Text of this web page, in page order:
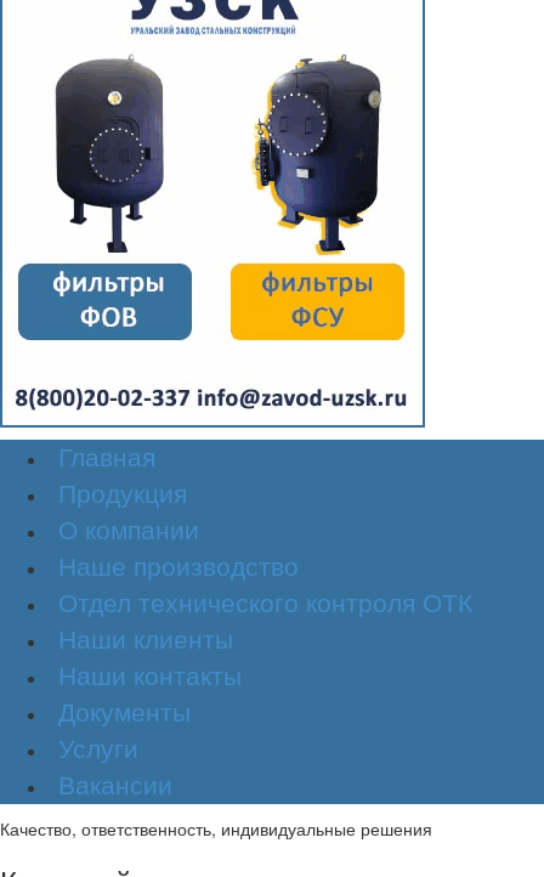
Главная
Продукция
О компании
Наше производство
Отдел технического контроля ОТК
Наши клиенты
Наши контакты
Документы
Услуги
Вакансии
Качество, ответственность, индивидуальные решения